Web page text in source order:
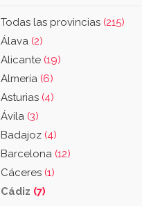
Todas las provincias (215)
Álava (2)
Alicante (19)
Almería (6)
Asturias (4)
Ávila (3)
Badajoz (4)
Barcelona (12)
Cáceres (1)
Cádiz (7)